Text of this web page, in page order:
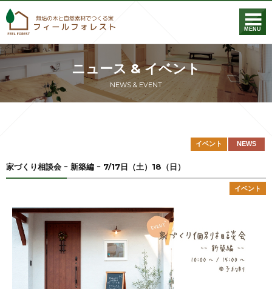
フィールフォレス
MENU
ニュース & イベント
NEWS & EVENT
イベント NEWS
家づくり相談会 ｰ 新築編 ｰ 7/17日（土）18（日）
イベント